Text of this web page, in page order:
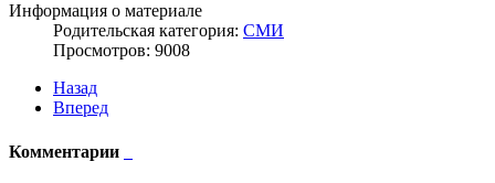
Информация о материале
Родительская категория: СМИ
Просмотров: 9008
Назад
Вперед
Комментарии